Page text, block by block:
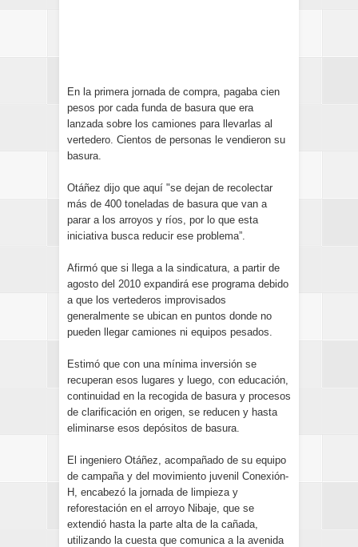
En la primera jornada de compra, pagaba cien
pesos por cada funda de basura que era
lanzada sobre los camiones para llevarlas al
vertedero. Cientos de personas le vendieron su
basura.
Otáñez dijo que aquí "se dejan de recolectar
más de 400 toneladas de basura que van a
parar a los arroyos y ríos, por lo que esta
iniciativa busca reducir ese problema”.
Afirmó que si llega a la sindicatura, a partir de
agosto del 2010 expandirá ese programa debido
a que los vertederos improvisados
generalmente se ubican en puntos donde no
pueden llegar camiones ni equipos pesados.
Estimó que con una mínima inversión se
recuperan esos lugares y luego, con educación,
continuidad en la recogida de basura y procesos
de clarificación en origen, se reducen y hasta
eliminarse esos depósitos de basura.
El ingeniero Otáñez, acompañado de su equipo
de campaña y del movimiento juvenil Conexión-
H, encabezó la jornada de limpieza y
reforestación en el arroyo Nibaje, que se
extendió hasta la parte alta de la cañada,
utilizando la cuesta que comunica a la avenida